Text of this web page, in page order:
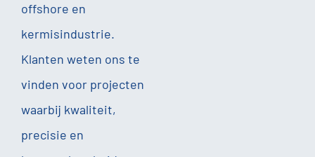
offshore en
kermisindustrie.
Klanten weten ons te
vinden voor projecten
waarbij kwaliteit,
precisie en